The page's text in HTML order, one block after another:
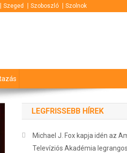
Szeged Szoboszló Szolnok
LEGFRISSEBB HÍREK
Michael J. Fox kapja idén az
Televíziós Akadémia